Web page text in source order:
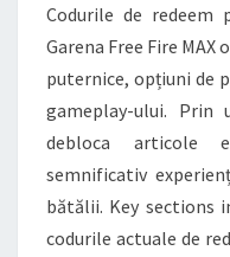
Codurile de redeem
Garena Free Fire
puternice, opțiuni de
gameplay-ului. Prin
debloca articole
semnificativ
bătălii. Key sections
codurile actuale de